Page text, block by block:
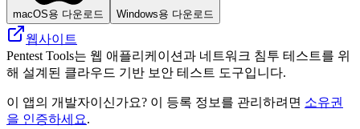
macOS용 다운로드 Windows용 다운로드
웹사이트
Pentest Tools는 웹 애플리케이션과 네트워크 침투 테스트를 위
해 설계된 클라우드 기반 보안 테스트 도구입니다.
이 앱의 개발자이신가요? 이 등록 정보를 관리하려면 소유권
을 인증하세요.